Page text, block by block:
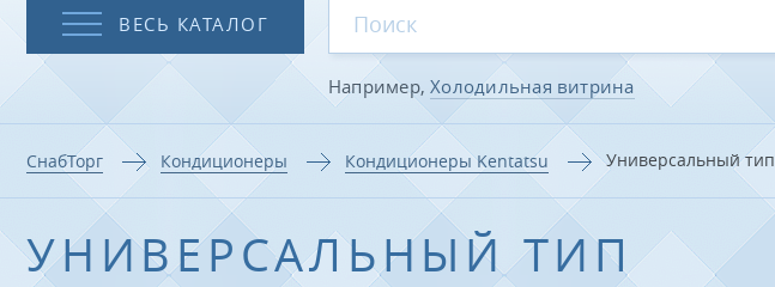
ВЕСЬ КАТАЛОГ
Например,Холодильная витрина
СнабТорг Кондиционеры Кондиционеры Kentatsu Универсальный тип
УНИВЕРСАЛЬНЫЙ ТИП